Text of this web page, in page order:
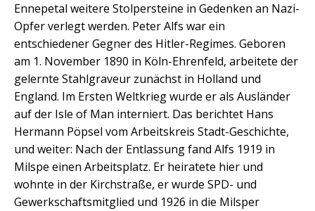
Ennepetal weitere Stolpersteine in Gedenken an Nazi-
Opfer verlegt werden. Peter Alfs war ein
entschiedener Gegner des Hitler-Regimes. Geboren
am 1. November 1890 in Köln-Ehrenfeld, arbeitete der
gelernte Stahlgraveur zunächst in Holland und
England. Im Ersten Weltkrieg wurde er als Ausländer
auf der Isle of Man interniert. Das berichtet Hans
Hermann Pöpsel vom Arbeitskreis Stadt-Geschichte,
und weiter: Nach der Entlassung fand Alfs 1919 in
Milspe einen Arbeitsplatz. Er heiratete hier und
wohnte in der Kirchstraße, er wurde SPD- und
Gewerkschaftsmitglied und 1926 in die Milsper